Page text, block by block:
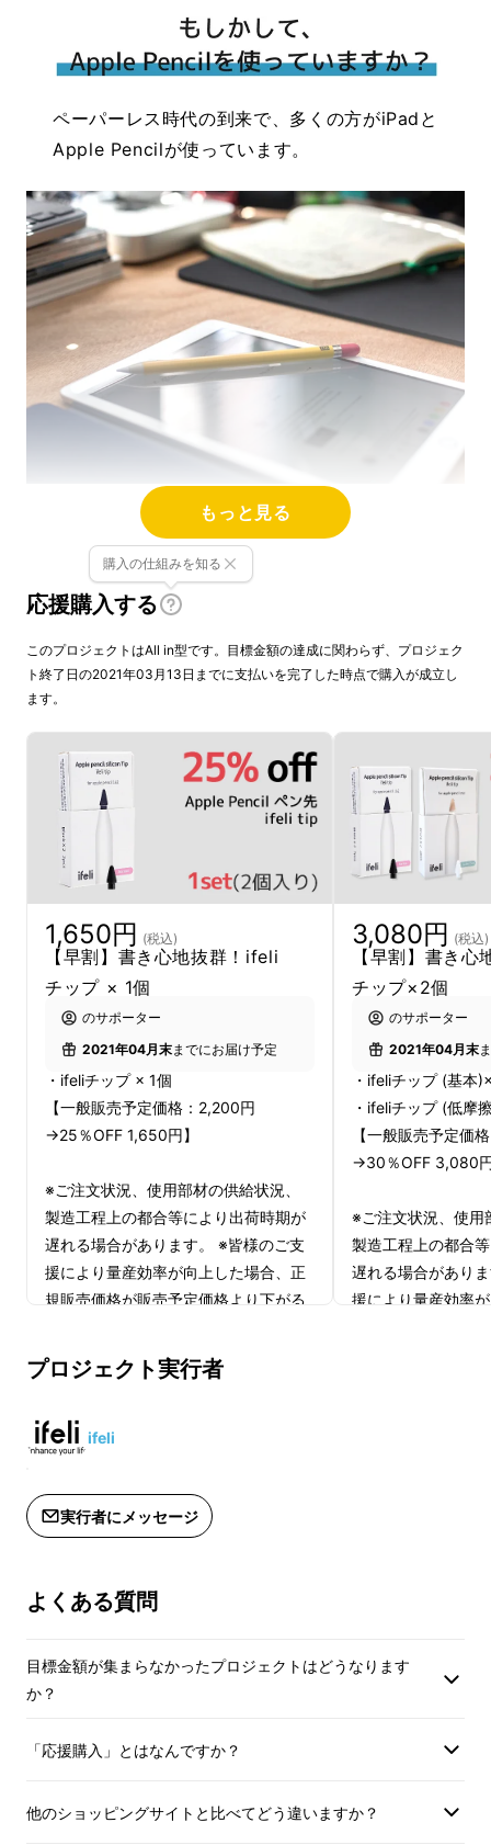
ペーパーレス時代の到来で、多くの方がiPadと
Apple Pencilが使っています。
iPadに書くことは紙の上に書くこととはまた違
うメリットがたくさんあります。
紙を使用しないことで環境に優しく、数多くの
資料を簡単に整理することができ、様々なカ
ラーと種類のペンをApple Pencil一つで利用で
きます。
たくさんのバリエーションが楽しめるタッチペ
ンシルですが、
筆圧や感度の違いは楽しめるものがなく、フィ
液晶フィルムがなくても精密な図面や絵画に最
発しました。
もっと見る
応援購入する
購入の仕組みを知る
このプロジェクトはAll in型です。目標金額の達成に関わらず、プロジェク
ト終了日の2021年03月13日までに支払いを完了した時点で購入が成立し
ます。
1,650円 (税込)
【早割】書き心地抜群！ifeli
チップ × 1個
のサポーター
2021年04月末までにお届け予定
・ifeliチップ × 1個
【一般販売予定価格：2,200円
→25％OFF 1,650円】
※ご注文状況、使用部材の供給状況、
製造工程上の都合等により出荷時期が
遅れる場合があります。 ※皆様のご支
援により量産効率が向上した場合、正
規販売価格が販売予定価格より下がる
3,080円 (税込)
【早割】書き
チップ×2個
のサポーター
2021年04月末
・ifeliチップ (基本
・ifeliチップ (低摩
【一般販売予定価
→30％OFF 3,080
※ご注文状況、使用
製造工程上の都合
遅れる場合があり
援により量産効率
プロジェクト実行者
ifeli
実行者にメッセージ
よくある質問
目標金額が集まらなかったプロジェクトはどうなります
か？
「応援購入」とはなんですか？
他のショッピングサイトと比べてどう違いますか？